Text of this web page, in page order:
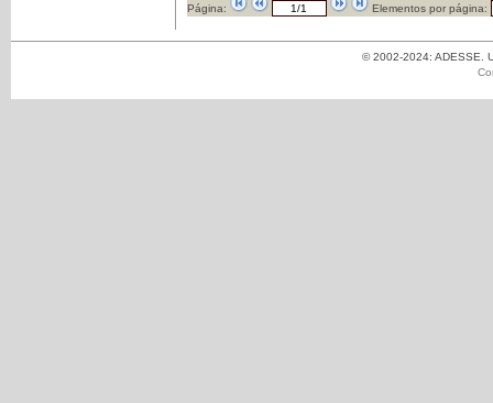
Página: Elementos por página:
© 2002-2024: ADESSE.